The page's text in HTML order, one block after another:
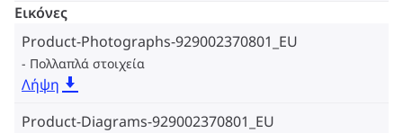
Εικόνες
Product-Photographs-929002370801_EU
Πολλαπλά στοιχεία
Λήψη
Product-Diagrams-929002370801_EU